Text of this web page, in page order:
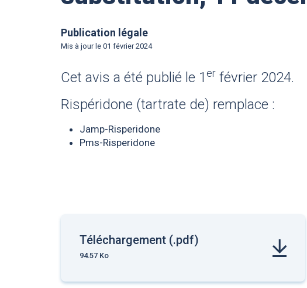
Publication légale
Mis à jour le01 février 2024
Cet avis a été publié le 1 er février 2024.
Rispéridone (tartrate de) remplace :
Jamp-Risperidone
Pms-Risperidone
Téléchargement (.pdf)
94.57 Ko